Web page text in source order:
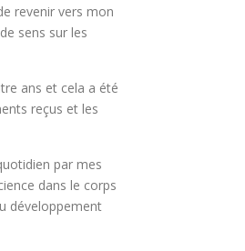
revenir vers mon
sens sur les
ans et cela a été
reçus et les
par mes
dans le corps
développement